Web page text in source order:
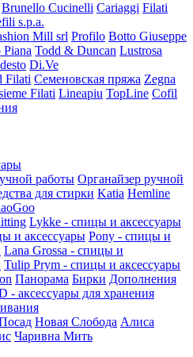
Brunello Cucinelli Cariaggi Filati
s.p.a.
Mill srl Profilo Botto Giuseppe
Todd & Duncan Lustrosa
Di.Ve
Filati Семеновская пряжа Zegna
Filati Lineapiu TopLine Cofil
работы Органайзер ручной
для стирки Katia Hemline
Lykke - спицы и аксессуары
и аксессуары Pony - спицы и
Lana Grossa - спицы и
Tulip Prym - спицы и аксессуары
Панорама Бирки Дополнения
- аксессуары для хранения
Новая Слобода Алиса
Чаривна Мить